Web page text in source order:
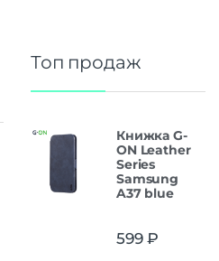
Топ продаж
Книжка G-
ON Leather
Series
Samsung
A37 blue
599₽